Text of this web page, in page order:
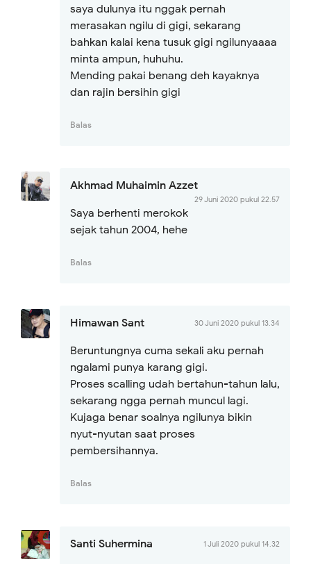
saya dulunya itu nggak pernah
merasakan ngilu di gigi, sekarang
bahkan kalai kena tusuk gigi ngilunyaaaa
minta ampun, huhuhu.
Mending pakai benang deh kayaknya
dan rajin bersihin gigi
Balas
Akhmad Muhaimin Azzet
29 Juni 2020 pukul 22.57
Saya berhenti merokok
sejak tahun 2004, hehe
Balas
Himawan Sant 30 Juni 2020 pukul 13.34
Beruntungnya cuma sekali aku pernah
ngalami punya karang gigi.
Proses scalling udah bertahun-tahun lalu,
sekarang ngga pernah muncul lagi.
Kujaga benar soalnya ngilunya bikin
nyut-nyutan saat proses
pembersihannya.
Balas
Santi Suhermina 1 Juli 2020 pukul 14.32